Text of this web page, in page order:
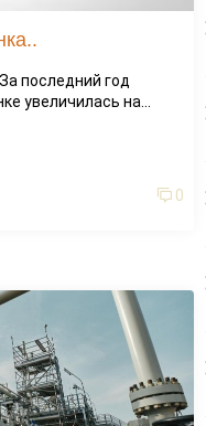
последний год
увеличилась на...
0